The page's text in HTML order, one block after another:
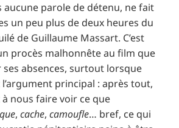
aucune parole de détenu, ne fait
un peu plus de deux heures du
de Guillaume Massart. C’est
procès malhonnête au film que
absences, surtout lorsque
principal : après tout,
nous faire voir ce que
,cache,camoufle… bref, ce qui